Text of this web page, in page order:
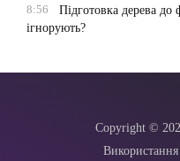
8:56
Підготовка дерева
ігнорують?
Copyright ©
Використання